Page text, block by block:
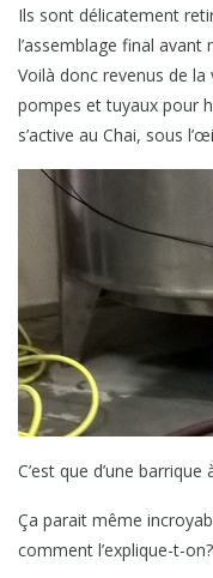
Ils sont délicatement
l’assemblage final avant
Voilà donc revenus de
pompes et tuyaux pour
s’active au Chai, sous
C’est que d’une
Ça parait même
comment l’explique-t-on?